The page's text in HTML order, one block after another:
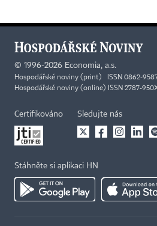
© 1996-2026 Economia, a.s.
Hospodářské noviny (print) ISSN 0862-
Hospodářské noviny (online) ISSN 2787-
Certifikováno Sledujte nás
Stáhněte si aplikaci HN